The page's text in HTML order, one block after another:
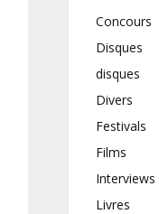
Concours
Disques
disques
Divers
Festivals
Films
Interviews
Livres